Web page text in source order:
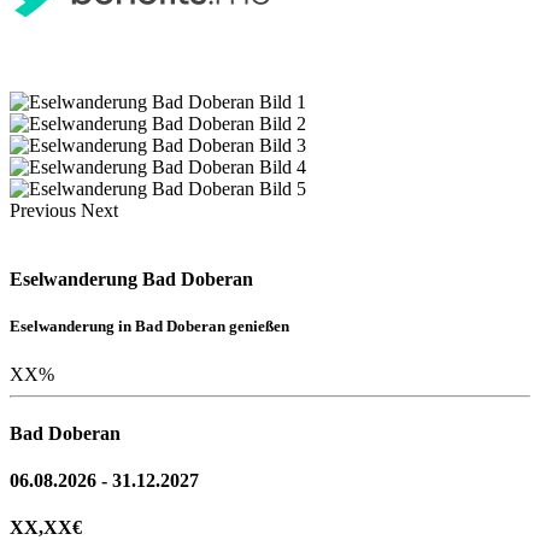
Previous Next
Eselwanderung Bad Doberan
Eselwanderung in Bad Doberan genießen
XX%
Bad Doberan
06.08.2026 - 31.12.2027
XX,XX€